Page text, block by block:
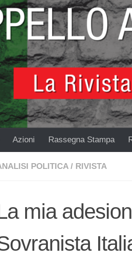
Azioni Rassegna Stampa
POLITICA / RIVISTA
mia